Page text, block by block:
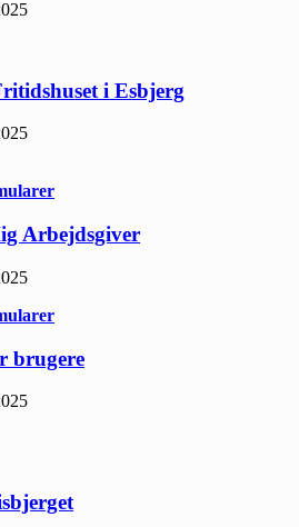
i Esbjerg
Arbejdsgiver
brugere